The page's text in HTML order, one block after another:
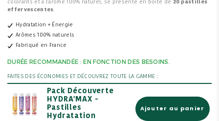
colorants et à l'arôme 100% naturel, se présente en boîte de 20 pastilles
effervescentes.
Hydratation + Énergie
Arômes 100% naturels
Fabriqué en France
DURÉE RECOMMANDÉE : EN FONCTION DES BESOINS.
FAITES DES ÉCONOMIES ET DÉCOUVREZ TOUTE LA GAMME :
Pack Découverte
HYDRA'MAX -
Pastilles
Hydratation
Ajouter au panier